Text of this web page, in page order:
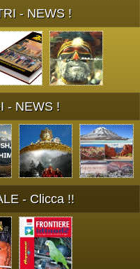
- NEWS !
- NEWS !
- Clicca !!